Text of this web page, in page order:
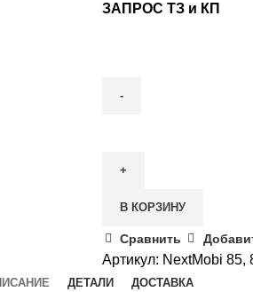
ЗАПРОС ТЗ и КП
В КОРЗИНУ
Сравнить
Артикул: NextMobi 85,
ДЕТАЛИ ДОСТАВКА